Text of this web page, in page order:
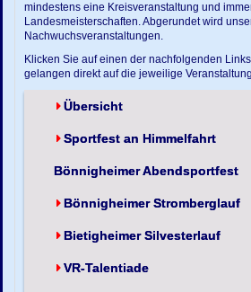
mindestens eine Kreisveranstaltung und
Landesmeisterschaften. Abgerundet wird
Nachwuchsveranstaltungen.
Klicken Sie auf einen der nachfolgenden
gelangen direkt auf die jeweilige
Übersicht
Sportfest an Himmelfahrt
Bönnigheimer Abendsportfest
Bönnigheimer Stromberglauf
Bietigheimer Silvesterlauf
VR-Talentiade